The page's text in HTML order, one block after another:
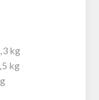
kg
kg